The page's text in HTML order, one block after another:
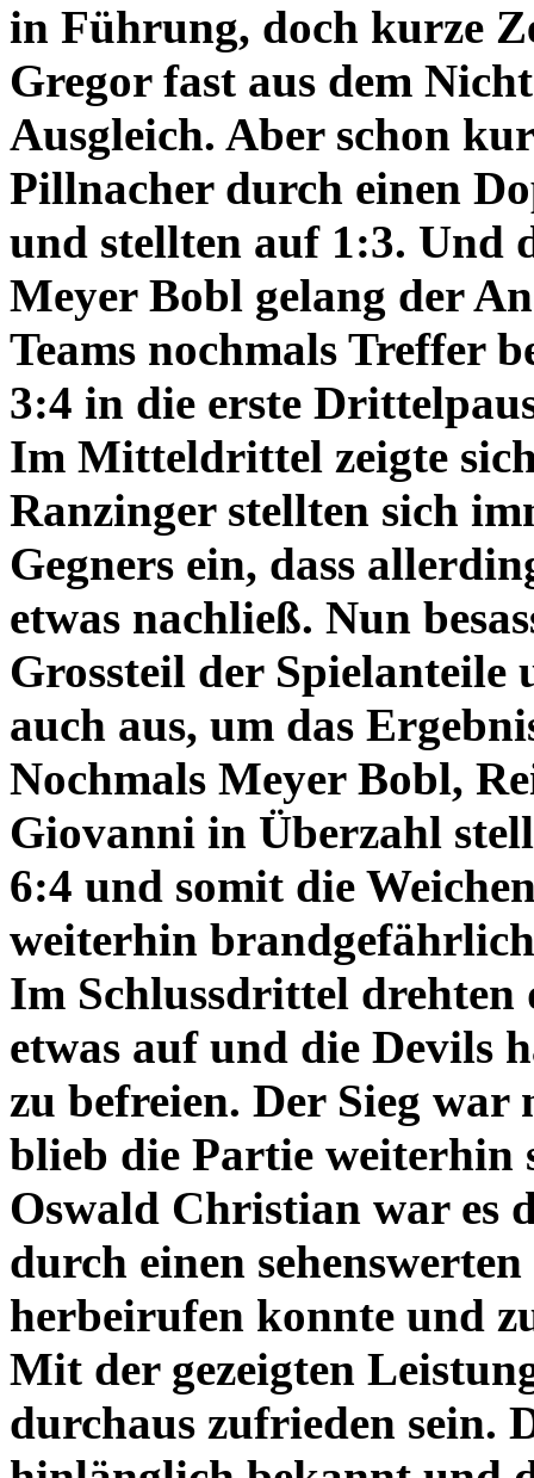
in Führung, doch kurze
Gregor fast aus dem
Ausgleich. Aber schon
Pillnacher durch einen
und stellten auf 1:3. Und
Meyer Bobl gelang der
Teams nochmals Treffer
3:4 in die erste
Im Mitteldrittel zeigte
Ranzinger stellten sich
Gegners ein, dass
etwas nachließ. Nun
Grossteil der Spielanteile
auch aus, um das
Nochmals Meyer Bobl,
Giovanni in Überzahl
6:4 und somit die
weiterhin
Im Schlussdrittel drehten
etwas auf und die Devils
zu befreien. Der Sieg war
blieb die Partie weiterhin
Oswald Christian war es
durch einen
herbeirufen konnte und
Mit der gezeigten
durchaus zufrieden sein.